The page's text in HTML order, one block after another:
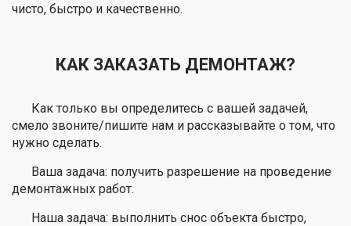
чисто, быстро и качественно.
КАК ЗАКАЗАТЬ ДЕМОНТАЖ?
Как только вы определитесь с вашей задачей,
смело звоните/пишите нам и рассказывайте о том, что
нужно сделать.
Ваша задача: получить разрешение на проведение
демонтажных работ.
Наша задача: выполнить снос объекта быстро,